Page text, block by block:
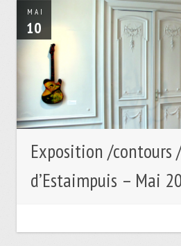
MAI
10
Exposition /contours
d’Estaimpuis – Mai